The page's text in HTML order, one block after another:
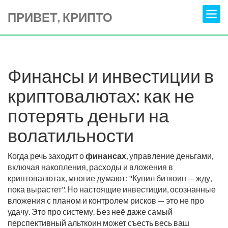
ПРИВЕТ, КРИПТО
Финансы и инвестиции в
криптовалютах: как не
потерять деньги на
волатильности
Когда речь заходит офинансах,управление деньгами,
включая накопления, расходы и вложения в
криптовалютах, многие думают: "Купил биткоин — жду,
пока вырастет". Но настоящие инвестиции,осознанные
вложения с планом и контролем рисков — это не про
удачу. Это про систему. Без неё даже самый
перспективный альткоин может съесть весь ваш